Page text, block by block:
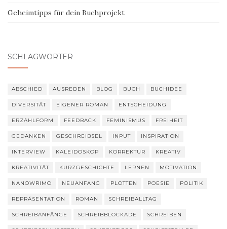
Geheimtipps für dein Buchprojekt
SCHLAGWÖRTER
ABSCHIED AUSREDEN BLOG BUCH BUCHIDEE
DIVERSITÄT EIGENER ROMAN ENTSCHEIDUNG
ERZÄHLFORM FEEDBACK FEMINISMUS FREIHEIT
GEDANKEN GESCHREIBSEL INPUT INSPIRATION
INTERVIEW KALEIDOSKOP KORREKTUR KREATIV
KREATIVITÄT KURZGESCHICHTE LERNEN MOTIVATION
NANOWRIMO NEUANFANG PLOTTEN POESIE POLITIK
REPRÄSENTATION ROMAN SCHREIBALLTAG
SCHREIBANFÄNGE SCHREIBBLOCKADE SCHREIBEN